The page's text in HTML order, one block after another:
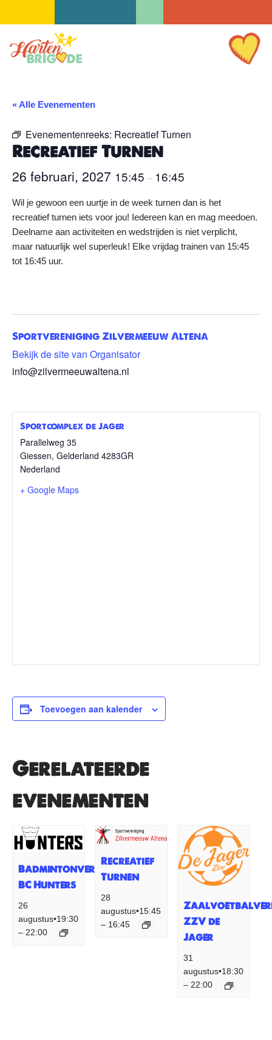
Ga
inhoud
« Alle Evenementen
Evenementenreeks: Recreatief Turnen
Recreatief Turnen
26 februari, 2027 15:45 – 16:45
Wil je gewoon een uurtje in de week turnen dan is het
recreatief turnen iets voor jou! Iedereen kan en mag meedoen.
Deelname aan activiteiten en wedstrijden is niet verplicht,
maar natuurlijk wel superleuk! Elke vrijdag trainen van 15:45
tot 16:45 uur.
Sportvereniging Zilvermeeuw Altena
Bekijk de site van Organisator
info@zilvermeeuwaltena.nl
Sportcomplex de Jager
Parallelweg 35
Giessen, Gelderland 4283GR
Nederland
+ Google Maps
Toevoegen aan kalender
Gerelateerde
evenementen
Badmintonvereniging
BC Hunters
26
augustus•19:30
– 22:00
Recreatief
Turnen
28
augustus•15:45
– 16:45
ZZV de
Jager
31
augustus•18:30
–22:00